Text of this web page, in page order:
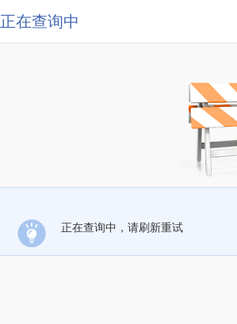
正在查询中
正在查询中，请刷新重试